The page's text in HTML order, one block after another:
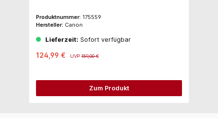
Produktnummer: 175559
Hersteller: Canon
Lieferzeit: Sofort verfügbar
124,99 € UVP159,00 €
Zum Produkt